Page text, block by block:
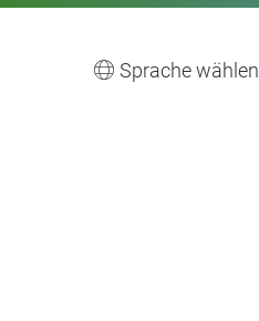
Sprache wählen